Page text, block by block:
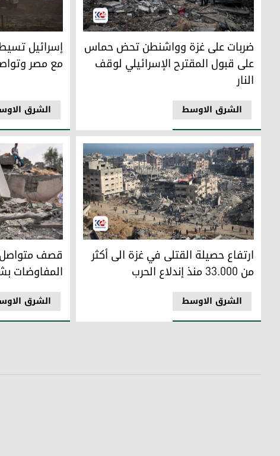
ضربات على غزة وواشنطن تحض حماس على قبول المقترح
الشرق الاوسط
ضربات على غزة وواشنطن تحض حماس
على قبول المقترح الإسرائيلي لوقف
النار
إسرائيل
الشرق
إسرائيل
مع مصر
ارتفاع حصيلة القتلى في غزة الى أكثر من 33.000 منذ إندلاع الحرب
الشرق الاوسط
ارتفاع حصيلة القتلى في غزة الى أكثر
من 33.000 منذ إندلاع الحرب
قصف متواصل
الشرق
قصف متواصل
المفاوضات